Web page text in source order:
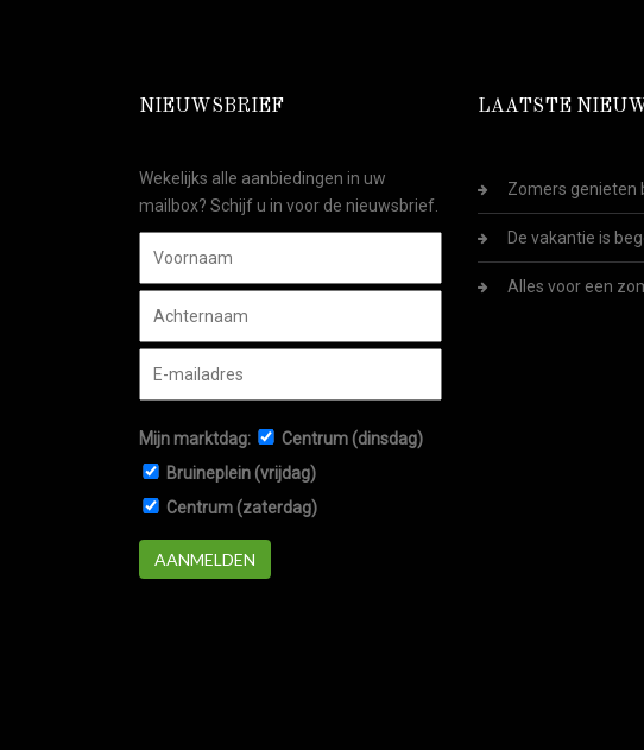
NIEUWSBRIEF
Wekelijks alle aanbiedingen in uw
mailbox? Schijf u in voor de nieuwsbrief.
Mijn marktdag:
Centrum (dinsdag)
Bruineplein (vrijdag)
Centrum (zaterdag)
AANMELDEN
LAATSTE
Zomers genieten
De vakantie is
Alles voor een